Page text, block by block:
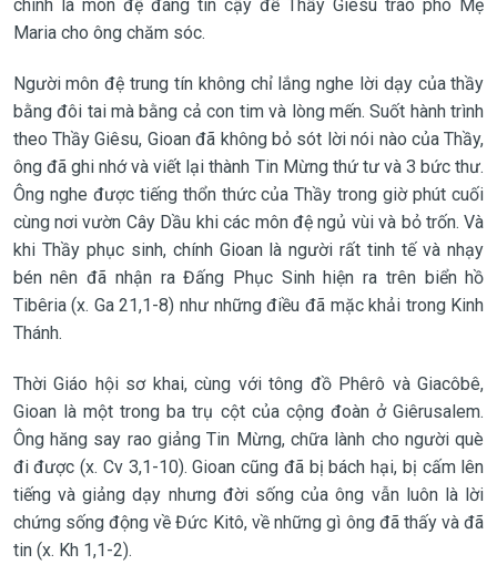
chính là môn đệ đáng tin cậy để Thầy Giêsu trao phó Mẹ
Maria cho ông chăm sóc.
Người môn đệ trung tín không chỉ lắng nghe lời dạy của thầy
bằng đôi tai mà bằng cả con tim và lòng mến. Suốt hành trình
theo Thầy Giêsu, Gioan đã không bỏ sót lời nói nào của Thầy,
ông đã ghi nhớ và viết lại thành Tin Mừng thứ tư và 3 bức thư.
Ông nghe được tiếng thổn thức của Thầy trong giờ phút cuối
cùng nơi vườn Cây Dầu khi các môn đệ ngủ vùi và bỏ trốn. Và
khi Thầy phục sinh, chính Gioan là người rất tinh tế và nhạy
bén nên đã nhận ra Đấng Phục Sinh hiện ra trên biển hồ
Tibêria (x. Ga 21,1-8) như những điều đã mặc khải trong Kinh
Thánh.
Thời Giáo hội sơ khai, cùng với tông đồ Phêrô và Giacôbê,
Gioan là một trong ba trụ cột của cộng đoàn ở Giêrusalem.
Ông hăng say rao giảng Tin Mừng, chữa lành cho người què
đi được (x. Cv 3,1-10). Gioan cũng đã bị bách hại, bị cấm lên
tiếng và giảng dạy nhưng đời sống của ông vẫn luôn là lời
chứng sống động về Đức Kitô, về những gì ông đã thấy và đã
tin (x. Kh 1,1-2).